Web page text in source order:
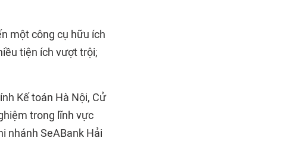
một công cụ hữu ích
tiện ích vượt trội;
Kế toán Hà Nội, Cử
trong lĩnh vực
nhánh SeABank Hải